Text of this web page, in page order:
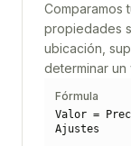
Comparamos
propiedades
ubicación,
determinar
Fórmula
Valor =
Ajustes